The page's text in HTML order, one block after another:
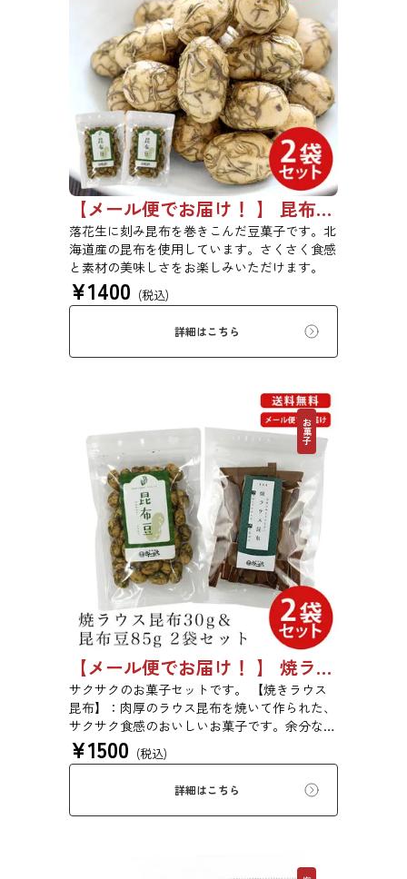
【メール便でお届け！ 】 昆布豆 85g 2袋セット
落花生に刻み昆布を巻きこんだ豆菓子です。北
海道産の昆布を使用しています。さくさく食感
と素材の美味しさをお楽しみいただけます。
¥1400 (税込)
詳細はこちら
お菓子
【メール便でお届け！ 】 焼ラウス昆布30g＆昆布豆85g 2袋セット
サクサクのお菓子セットです。 【焼きラウス
昆布】：肉厚のラウス昆布を焼いて作られた、
サクサク食感のおいしいお菓子です。余分な味
付けは一切せず、ラウス昆布本来の味をお楽し
みいただけます。 【昆布豆】：落花生に刻み
昆布を巻きこんだ豆菓子です。北海道産の昆布
を使用しています。さくさく食感と素材の美味
しさをお楽しみいただけます。
¥1500 (税込)
詳細はこちら